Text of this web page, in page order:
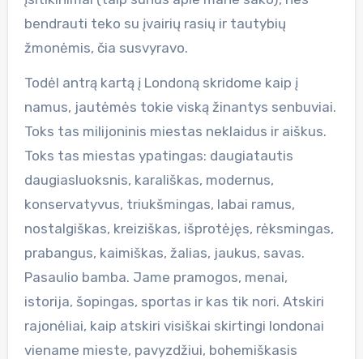
bendrauti teko su įvairių rasių ir tautybių
žmonėmis, čia susvyravo.
Todėl antrą kartą į Londoną skridome kaip į
namus, jautėmės tokie viską žinantys senbuviai.
Toks tas milijoninis miestas neklaidus ir aiškus.
Toks tas miestas ypatingas: daugiatautis
daugiasluoksnis, karališkas, modernus,
konservatyvus, triukšmingas, labai ramus,
nostalgiškas, kreiziškas, išprotėjęs, rėksmingas,
prabangus, kaimiškas, žalias, jaukus, savas.
Pasaulio bamba. Jame pramogos, menai,
istorija, šopingas, sportas ir kas tik nori. Atskiri
rajonėliai, kaip atskiri visiškai skirtingi londonai
viename mieste, pavyzdžiui, bohemiškasis